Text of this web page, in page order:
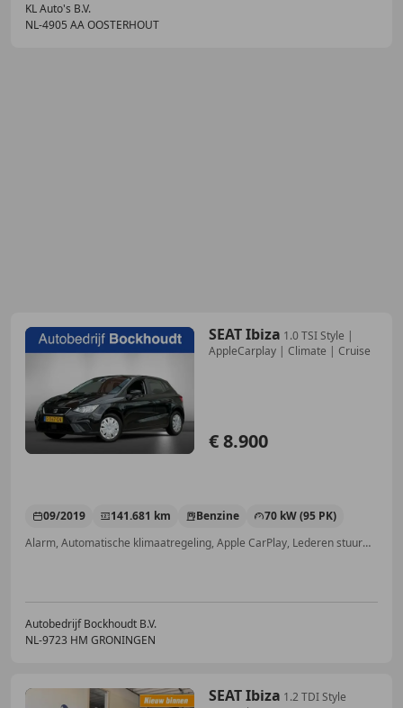
KL Auto's B.V.
NL-4905 AA OOSTERHOUT
SEAT Ibiza 1.0 TSI Style |
AppleCarplay | Climate | Cruise
€ 8.900
09/2019 141.681 km Benzine
70 kW (95 PK)
Alarm, Automatische klimaatregeling, Apple CarPlay, Lederen stuurwiel, LED verlichting, Vermoeidheidsdetectie, Met onderhoudshistorie, Airbag passagier
Autobedrijf Bockhoudt B.V.
NL-9723 HM GRONINGEN
SEAT Ibiza 1.2 TDI Style